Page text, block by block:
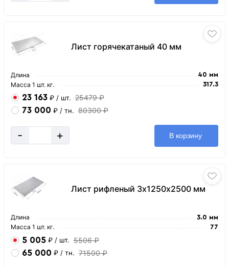
Лист горячекатаный 40 мм
Длина 40 мм
Масса 1 шт. кг. 317.3
23 163 ₽ / шт. 25479 ₽
73 000 ₽ / тн. 80300 ₽
- + В корзину
Лист рифленый 3х1250х2500 мм
Длина 3.0 мм
Масса 1 шт. кг. 77
5 005 ₽ / шт. 5506 ₽
65 000 ₽ / тн. 71500 ₽